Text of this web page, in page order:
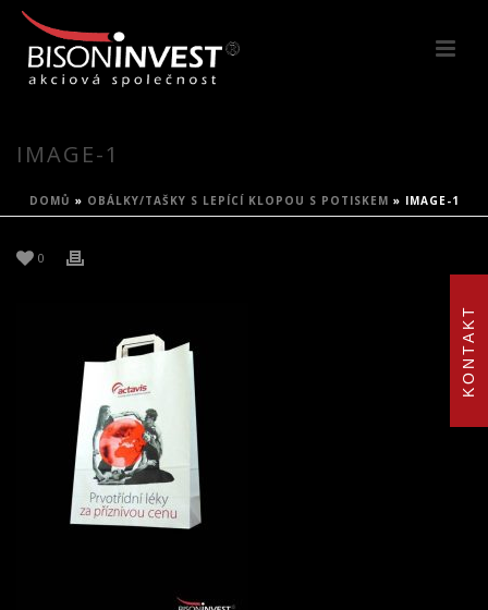
KONTAKT
IMAGE-1
DOMŮ » OBÁLKY/TAŠKY S LEPÍCÍ KLOPOU S POTISKEM » IMAGE-1
0